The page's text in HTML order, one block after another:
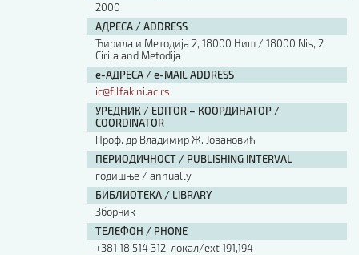
2000
АДРЕСА / ADDRESS
Ћирила и Методија 2, 18000 Ниш / 18000 Nis, 2
Cirila and Metodija
е-АДРЕСА / e-MAIL ADDRESS
ic@filfak.ni.ac.rs
УРЕДНИК / EDITOR – КООРДИНАТОР /
COORDINATOR
Проф. др Владимир Ж. Јовановић
ПЕРИОДИЧНОСТ / PUBLISHING INTERVAL
годишње / annually
БИБЛИОТЕКА / LIBRARY
Зборник
ТЕЛЕФОН / PHONE
+381 18 514 312, локал/ext 191,194